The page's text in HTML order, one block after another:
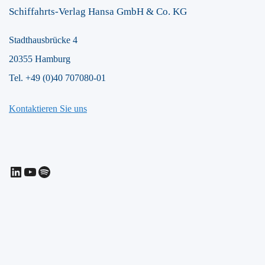
Schiffahrts-Verlag Hansa GmbH & Co. KG
Stadthausbrücke 4
20355 Hamburg
Tel. +49 (0)40 707080-01
Kontaktieren Sie uns
LinkedIn
YouTube
Spotify